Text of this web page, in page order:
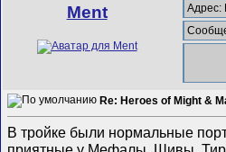
Ment
Адрес:
Re: Heroes of Might &
В тройке были нормальные